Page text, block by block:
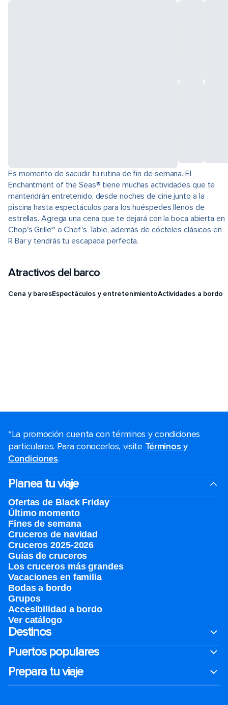
Es momento de sacudir tu rutina de fin de semana. El
Enchantment of the Seas® tiene muchas actividades que te
mantendrán entretenido, desde noches de cine junto a la
piscina hasta espectáculos para los huéspedes llenos de
estrellas. Agrega una cena que te dejará con la boca abierta en
Chop's Grille℠ o Chef's Table, además de cócteles clásicos en
R Bar y tendrás tu escapada perfecta.
Atractivos del barco
Cena y baresEspectáculos y entretenimientoActividades a bordo
*La promoción cuenta con términos y condiciones
particulares. Para conocerlos, visite Términos y
Condiciones.
Planea tu viaje
Ofertas de Black Friday
Último momento
Fines de semana
Cruceros de navidad
Cruceros 2025-2026
Guías de cruceros
Los cruceros más grandes
Vacaciones en familia
Bodas a bordo
Grupos
Accesibilidad a bordo
Ver catálogo
Destinos
Puertos populares
Prepara tu viaje